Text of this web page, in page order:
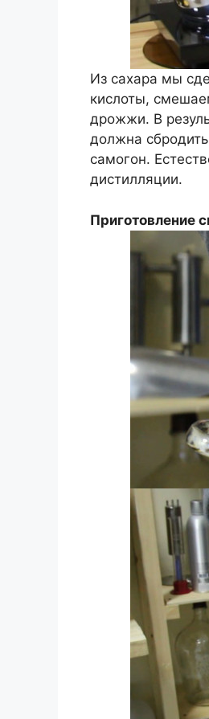
Из сахара мы
кислоты,
дрожжи. В
должна
самогон.
дистилляции.
Приготовление